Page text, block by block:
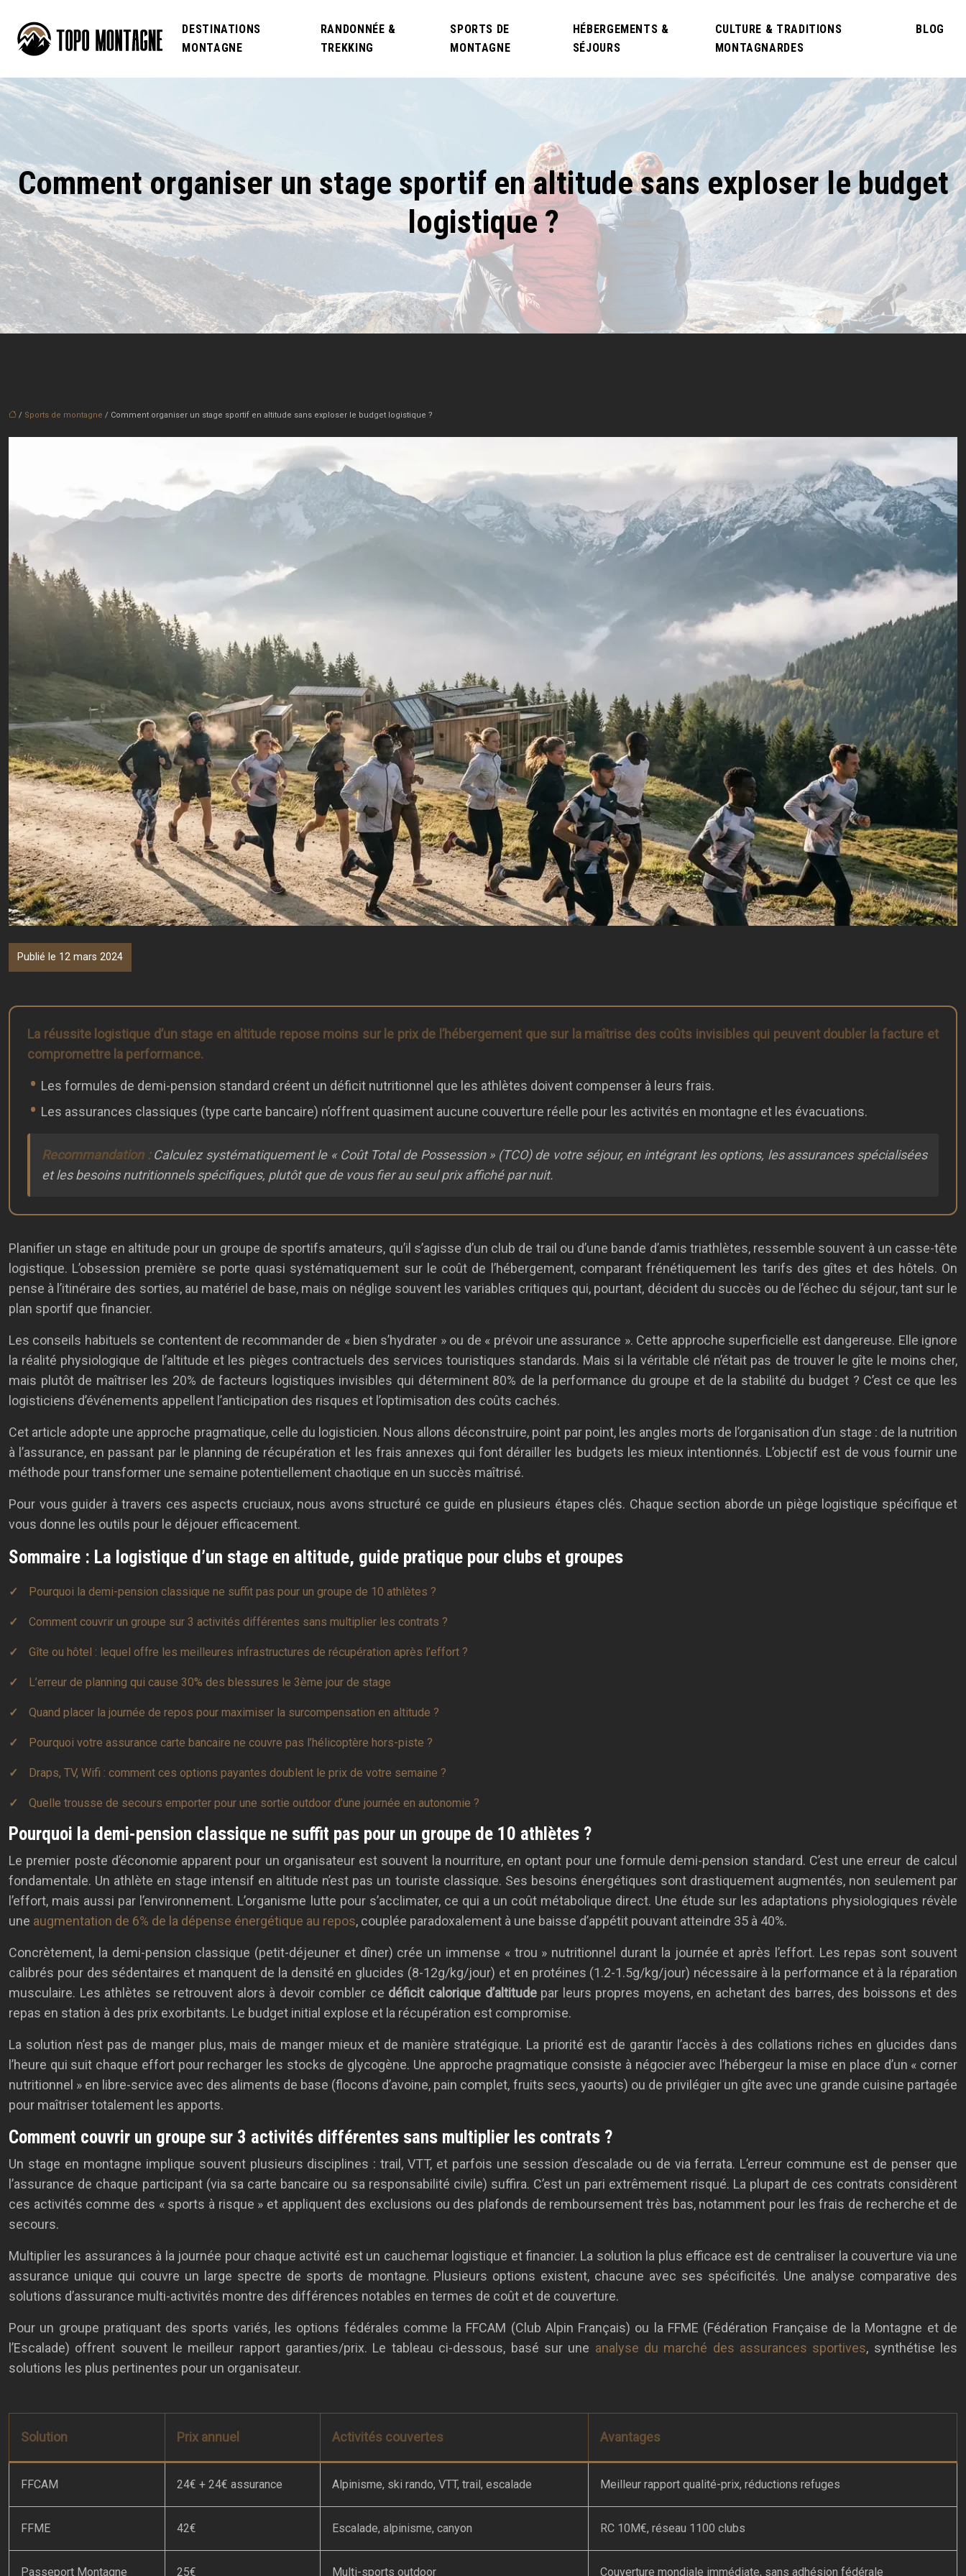
DESTINATIONS
MONTAGNE
RANDONNÉE &
TREKKING
SPORTS DE
MONTAGNE
HÉBERGEMENTS &
SÉJOURS
CULTURE & TRADITIONS
MONTAGNARDES
BLOG
Comment organiser un stage sportif en altitude sans exploser le budget
logistique ?
/ Sports de montagne / Comment organiser un stage sportif en altitude sans exploser le budget logistique ?
Publié le 12 mars 2024
La réussite logistique d’un stage en altitude repose moins sur le prix de l’hébergement que sur la maîtrise des coûts invisibles qui peuvent doubler la facture et
compromettre la performance.
Les formules de demi-pension standard créent un déficit nutritionnel que les athlètes doivent compenser à leurs frais.
Les assurances classiques (type carte bancaire) n’offrent quasiment aucune couverture réelle pour les activités en montagne et les évacuations.
Recommandation :Calculez systématiquement le « Coût Total de Possession » (TCO) de votre séjour, en intégrant les options, les assurances spécialisées
et les besoins nutritionnels spécifiques, plutôt que de vous fier au seul prix affiché par nuit.
Planifier un stage en altitude pour un groupe de sportifs amateurs, qu’il s’agisse d’un club de trail ou d’une bande d’amis triathlètes, ressemble souvent à un casse-tête
logistique. L’obsession première se porte quasi systématiquement sur le coût de l’hébergement, comparant frénétiquement les tarifs des gîtes et des hôtels. On
pense à l’itinéraire des sorties, au matériel de base, mais on néglige souvent les variables critiques qui, pourtant, décident du succès ou de l’échec du séjour, tant sur le
plan sportif que financier.
Les conseils habituels se contentent de recommander de « bien s’hydrater » ou de « prévoir une assurance ». Cette approche superficielle est dangereuse. Elle ignore
la réalité physiologique de l’altitude et les pièges contractuels des services touristiques standards. Mais si la véritable clé n’était pas de trouver le gîte le moins cher,
mais plutôt de maîtriser les 20% de facteurs logistiques invisibles qui déterminent 80% de la performance du groupe et de la stabilité du budget ? C’est ce que les
logisticiens d’événements appellent l’anticipation des risques et l’optimisation des coûts cachés.
Cet article adopte une approche pragmatique, celle du logisticien. Nous allons déconstruire, point par point, les angles morts de l’organisation d’un stage : de la nutrition
à l’assurance, en passant par le planning de récupération et les frais annexes qui font dérailler les budgets les mieux intentionnés. L’objectif est de vous fournir une
méthode pour transformer une semaine potentiellement chaotique en un succès maîtrisé.
Pour vous guider à travers ces aspects cruciaux, nous avons structuré ce guide en plusieurs étapes clés. Chaque section aborde un piège logistique spécifique et
vous donne les outils pour le déjouer efficacement.
Sommaire : La logistique d’un stage en altitude, guide pratique pour clubs et groupes
Pourquoi la demi-pension classique ne suffit pas pour un groupe de 10 athlètes ?
Comment couvrir un groupe sur 3 activités différentes sans multiplier les contrats ?
Gîte ou hôtel : lequel offre les meilleures infrastructures de récupération après l’effort ?
L’erreur de planning qui cause 30% des blessures le 3ème jour de stage
Quand placer la journée de repos pour maximiser la surcompensation en altitude ?
Pourquoi votre assurance carte bancaire ne couvre pas l’hélicoptère hors-piste ?
Draps, TV, Wifi : comment ces options payantes doublent le prix de votre semaine ?
Quelle trousse de secours emporter pour une sortie outdoor d’une journée en autonomie ?
Pourquoi la demi-pension classique ne suffit pas pour un groupe de 10 athlètes ?
Le premier poste d’économie apparent pour un organisateur est souvent la nourriture, en optant pour une formule demi-pension standard. C’est une erreur de calcul
fondamentale. Un athlète en stage intensif en altitude n’est pas un touriste classique. Ses besoins énergétiques sont drastiquement augmentés, non seulement par
l’effort, mais aussi par l’environnement. L’organisme lutte pour s’acclimater, ce qui a un coût métabolique direct. Une étude sur les adaptations physiologiques révèle
une augmentation de 6% de la dépense énergétique au repos, couplée paradoxalement à une baisse d’appétit pouvant atteindre 35 à 40%.
Concrètement, la demi-pension classique (petit-déjeuner et dîner) crée un immense « trou » nutritionnel durant la journée et après l’effort. Les repas sont souvent
calibrés pour des sédentaires et manquent de la densité en glucides (8-12g/kg/jour) et en protéines (1.2-1.5g/kg/jour) nécessaire à la performance et à la réparation
musculaire. Les athlètes se retrouvent alors à devoir combler ce déficit calorique d’altitudepar leurs propres moyens, en achetant des barres, des boissons et des
repas en station à des prix exorbitants. Le budget initial explose et la récupération est compromise.
La solution n’est pas de manger plus, mais de manger mieux et de manière stratégique. La priorité est de garantir l’accès à des collations riches en glucides dans
l’heure qui suit chaque effort pour recharger les stocks de glycogène. Une approche pragmatique consiste à négocier avec l’hébergeur la mise en place d’un « corner
nutritionnel » en libre-service avec des aliments de base (flocons d’avoine, pain complet, fruits secs, yaourts) ou de privilégier un gîte avec une grande cuisine partagée
pour maîtriser totalement les apports.
Comment couvrir un groupe sur 3 activités différentes sans multiplier les contrats ?
Un stage en montagne implique souvent plusieurs disciplines : trail, VTT, et parfois une session d’escalade ou de via ferrata. L’erreur commune est de penser que
l’assurance de chaque participant (via sa carte bancaire ou sa responsabilité civile) suffira. C’est un pari extrêmement risqué. La plupart de ces contrats considèrent
ces activités comme des « sports à risque » et appliquent des exclusions ou des plafonds de remboursement très bas, notamment pour les frais de recherche et de
secours.
Multiplier les assurances à la journée pour chaque activité est un cauchemar logistique et financier. La solution la plus efficace est de centraliser la couverture via une
assurance unique qui couvre un large spectre de sports de montagne. Plusieurs options existent, chacune avec ses spécificités. Une analyse comparative des
solutions d’assurance multi-activités montre des différences notables en termes de coût et de couverture.
Pour un groupe pratiquant des sports variés, les options fédérales comme la FFCAM (Club Alpin Français) ou la FFME (Fédération Française de la Montagne et de
l’Escalade) offrent souvent le meilleur rapport garanties/prix. Le tableau ci-dessous, basé sur une analyse du marché des assurances sportives, synthétise les
solutions les plus pertinentes pour un organisateur.
Solution Prix annuel Activités couvertes Avantages
FFCAM 24€ + 24€ assurance Alpinisme, ski rando, VTT, trail, escalade Meilleur rapport qualité-prix, réductions refuges
FFME 42€ Escalade, alpinisme, canyon RC 10M€, réseau 1100 clubs
Passeport Montagne 25€ Multi-sports outdoor Couverture mondiale immédiate, sans adhésion fédérale